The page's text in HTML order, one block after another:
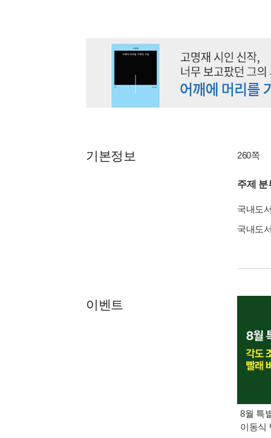
기본정보 260쪽
주제 분
국내도
국내도
이벤트
8월 특
이동식